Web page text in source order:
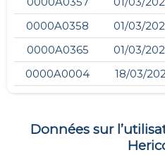
0000A0358
01/03/
0000A0365
01/03/
0000A0004
18/03/
Données sur